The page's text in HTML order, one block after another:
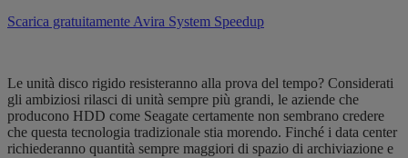
Scarica gratuitamente Avira System Speedup
Le unità disco rigido resisteranno alla prova del tempo? Considerati
gli ambiziosi rilasci di unità sempre più grandi, le aziende che
producono HDD come Seagate certamente non sembrano credere
che questa tecnologia tradizionale stia morendo. Finché i data center
richiederanno quantità sempre maggiori di spazio di archiviazione e